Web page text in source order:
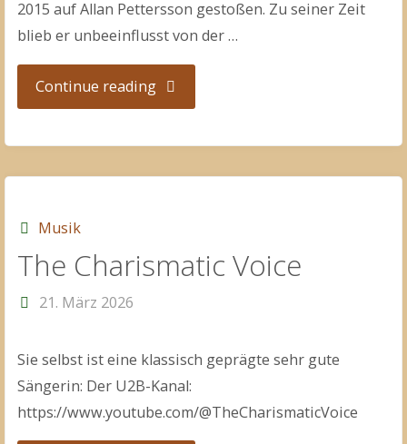
2015 auf Allan Pettersson gestoßen. Zu seiner Zeit
blieb er unbeeinflusst von der …
Continue reading"Wie
auf
Staatsphilharmonie
Musik
The Charismatic Voice
21. März 2026
Sie selbst ist eine klassisch geprägte sehr gute
Sängerin: Der U2B-Kanal:
https://www.youtube.com/@TheCharismaticVoice